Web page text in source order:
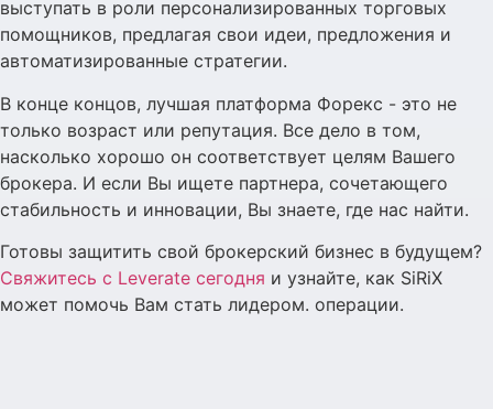
выступать в роли персонализированных торговых
помощников, предлагая свои идеи, предложения и
автоматизированные стратегии.
В конце концов, лучшая платформа Форекс - это не
только возраст или репутация. Все дело в том,
насколько хорошо он соответствует целям Вашего
брокера. И если Вы ищете партнера, сочетающего
стабильность и инновации, Вы знаете, где нас найти.
Готовы защитить свой брокерский бизнес в будущем?
Свяжитесь с Leverate сегодня и узнайте, как SiRiX
может помочь Вам стать лидером. операции.